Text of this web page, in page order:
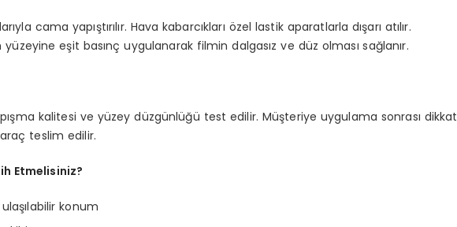
cama yapıştırılır. Hava kabarcıkları özel lastik aparatlarla dışarı atılır.
eşit basınç uygulanarak filmin dalgasız ve düz olması sağlanır.
kalitesi ve yüzey düzgünlüğü test edilir. Müşteriye uygulama sonrası dikkat
teslim edilir.
Etmelisiniz?
konum